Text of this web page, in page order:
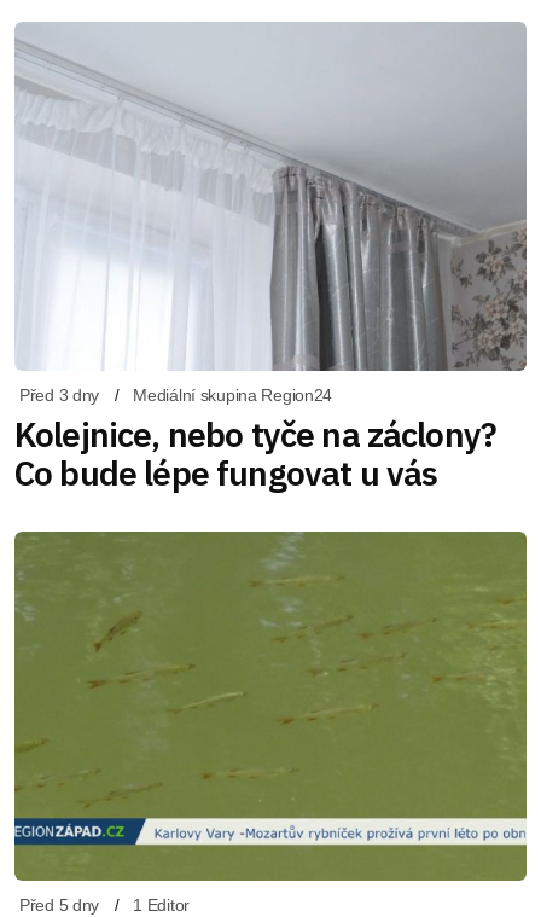
Před 3 dny Mediální skupina Region24
Kolejnice, nebo tyče na záclony?
Co bude lépe fungovat u vás
Před 5 dny 1 Editor